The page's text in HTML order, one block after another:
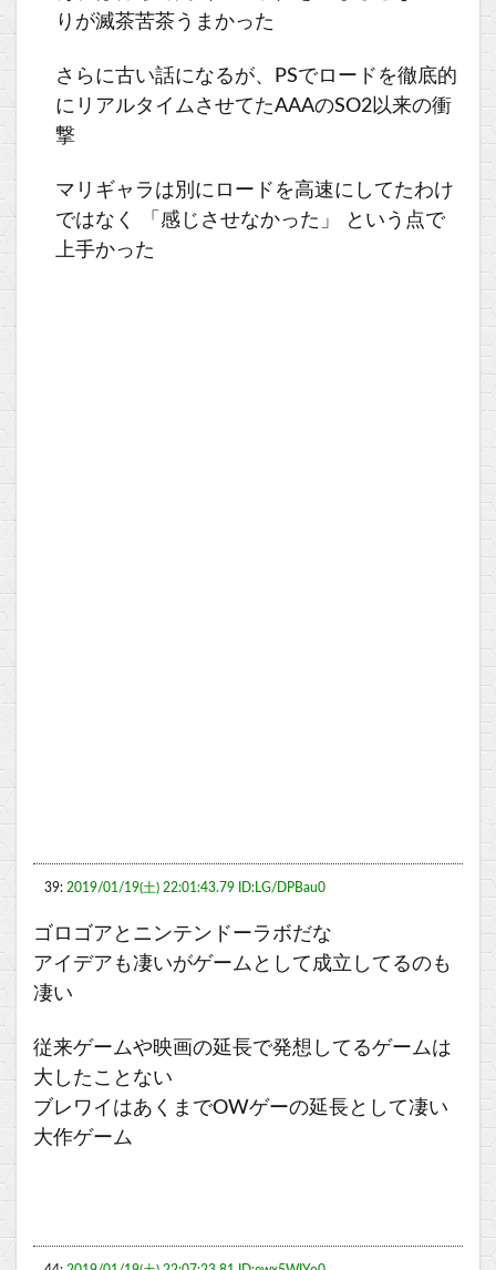
りが滅茶苦茶うまかった
さらに古い話になるが、PSでロードを徹底的
にリアルタイムさせてたAAAのSO2以来の衝
撃
マリギャラは別にロードを高速にしてたわけ
ではなく 「感じさせなかった」 という点で
上手かった
39: 2019/01/19(土) 22:01:43.79 ID:LG/DPBau0
ゴロゴアとニンテンドーラボだな
アイデアも凄いがゲームとして成立してるのも
凄い
従来ゲームや映画の延長で発想してるゲームは
大したことない
ブレワイはあくまでOWゲーの延長として凄い
大作ゲーム